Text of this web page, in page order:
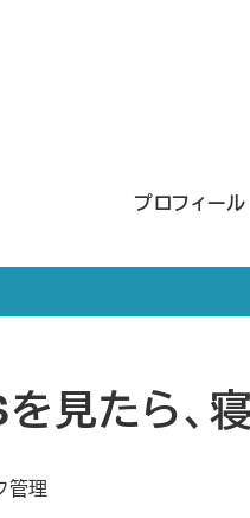
プロフィー
見たら、
管理